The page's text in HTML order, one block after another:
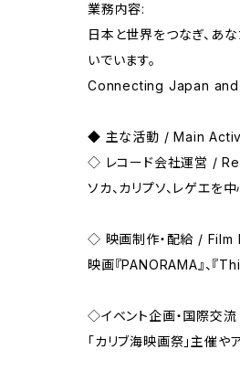
業務内容:
日本と世界をつなぎ、あ
いでいます。
Connecting Japan
◆ 主な活動 / Main
◇ レコード会社運営 /
ソカ、カリプソ、レゲエを
◇ 映画制作・配給 /
映画『PANORAMA』、『
◇イベント企画・国際
「カリブ海映画祭」主催